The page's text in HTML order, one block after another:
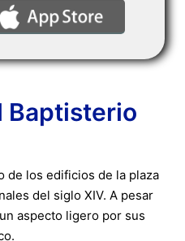
Baptisterio
de los edificios de la plaza
del siglo XIV. A pesar
aspecto ligero por sus